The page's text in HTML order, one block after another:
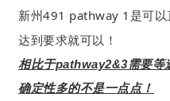
新州491 pathway 1是可以
达到要求就可以！
相比于pathway2&3需要等
确定性多的不是一点点！